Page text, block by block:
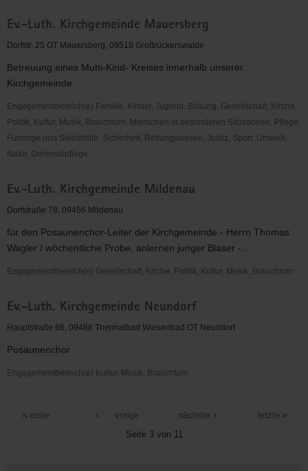
Luth.
Kirchenbezirk
Ev.-Luth. Kirchgemeinde Mauersberg
Dorfstr. 25 OT Mauersberg, 09518 Großrückerswalde
Betreuung eines Mutti-Kind- Kreises innerhalb unserer
Kirchgemeinde
Engagementbereich(e) Familie, Kinder, Jugend, Bildung, Gesellschaft, Kirche,
Politik, Kultur, Musik, Brauchtum, Menschen in besonderen Situationen, Pflege,
Fürsorge und Selbsthilfe, Sicherheit, Rettungswesen, Justiz, Sport, Umwelt,
Natur, Denkmalpflege
Luth.
Kirchgemeinde
Ev.-Luth. Kirchgemeinde Mildenau
Dorfstraße 78, 09456 Mildenau
für den Posaunenchor-Leiter der Kirchgemeinde - Herrn Thomas
Wagler / wöchentliche Probe, anlernen junger Bläser -...
Engagementbereich(e) Gesellschaft, Kirche, Politik, Kultur, Musik, Brauchtum
Luth.
Kirchgemeinde
Ev.-Luth. Kirchgemeinde Neundorf
Hauptstraße 66, 09488 Thermalbad Wiesenbad OT Neundorf
Posaunenchor
Engagementbereich(e) Kultur, Musik, Brauchtum
erste
vorige
Seite 3 von 11
nächste letzte